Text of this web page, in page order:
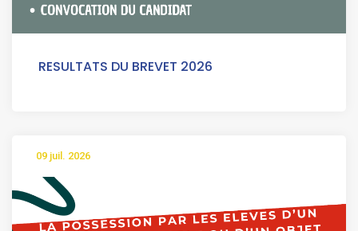
RESULTATS DU BREVET 2026
09 juil. 2026